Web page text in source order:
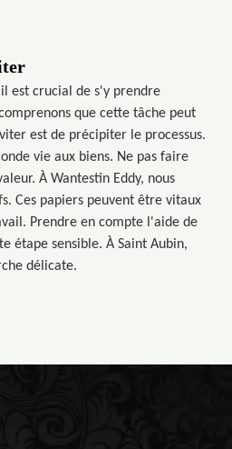
est crucial de s'y prendre
que cette tâche peut
est de précipiter le processus.
vie aux biens. Ne pas faire
À Wantestin Eddy, nous
Ces papiers peuvent être vitaux
Prendre en compte l'aide de
étape sensible. À Saint Aubin,
délicate.